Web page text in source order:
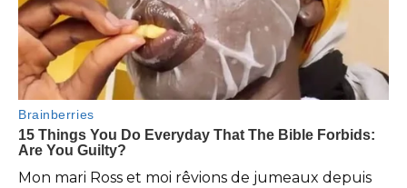
Mon mari Ross et moi rêvions de jumeaux depuis